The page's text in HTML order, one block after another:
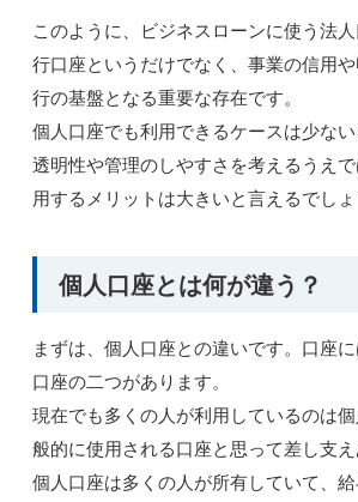
このように、ビジネスローンに使う法
行口座というだけでなく、事業の信用
行の基盤となる重要な存在です。
個人口座でも利用できるケースは少な
透明性や管理のしやすさを考えるうえ
用するメリットは大きいと言えるでしょ
個人口座とは何が違う？
まずは、個人口座との違いです。口座
口座の二つがあります。
現在でも多くの人が利用しているのは
般的に使用される口座と思って差し支え
個人口座は多くの人が所有していて、